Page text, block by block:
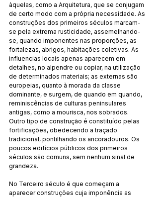
àquelas, como a Arquitetura, que se conjugam
de certo modo com a própria necessidade. As
construções dos primeiros séculos marcam-
se pela extrema rusticidade, assemelhando-
se, quando imponentes nas proporções, as
fortalezas, abrigos, habitações coletivas. As
influencias locais apenas aparecem em
detalhes, no alpendre ou copiar, na utilização
de determinados materiais; as externas são
europeias, quanto à morada da classe
dominante, e surgem, de quando em quando,
reminiscências de culturas peninsulares
antigas, como a mourisca, nos sobrados.
Outro tipo de construção é constituído pelas
fortificações, obedecendo a traçado
tradicional, pontilhando os ancoradouros. Os
poucos edifícios públicos dos primeiros
séculos são comuns, sem nenhum sinal de
grandeza.
No Terceiro século é que começam a
aparecer construções cuja imponência as